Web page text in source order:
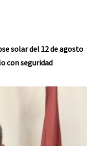
solar del 12 de agosto
con seguridad